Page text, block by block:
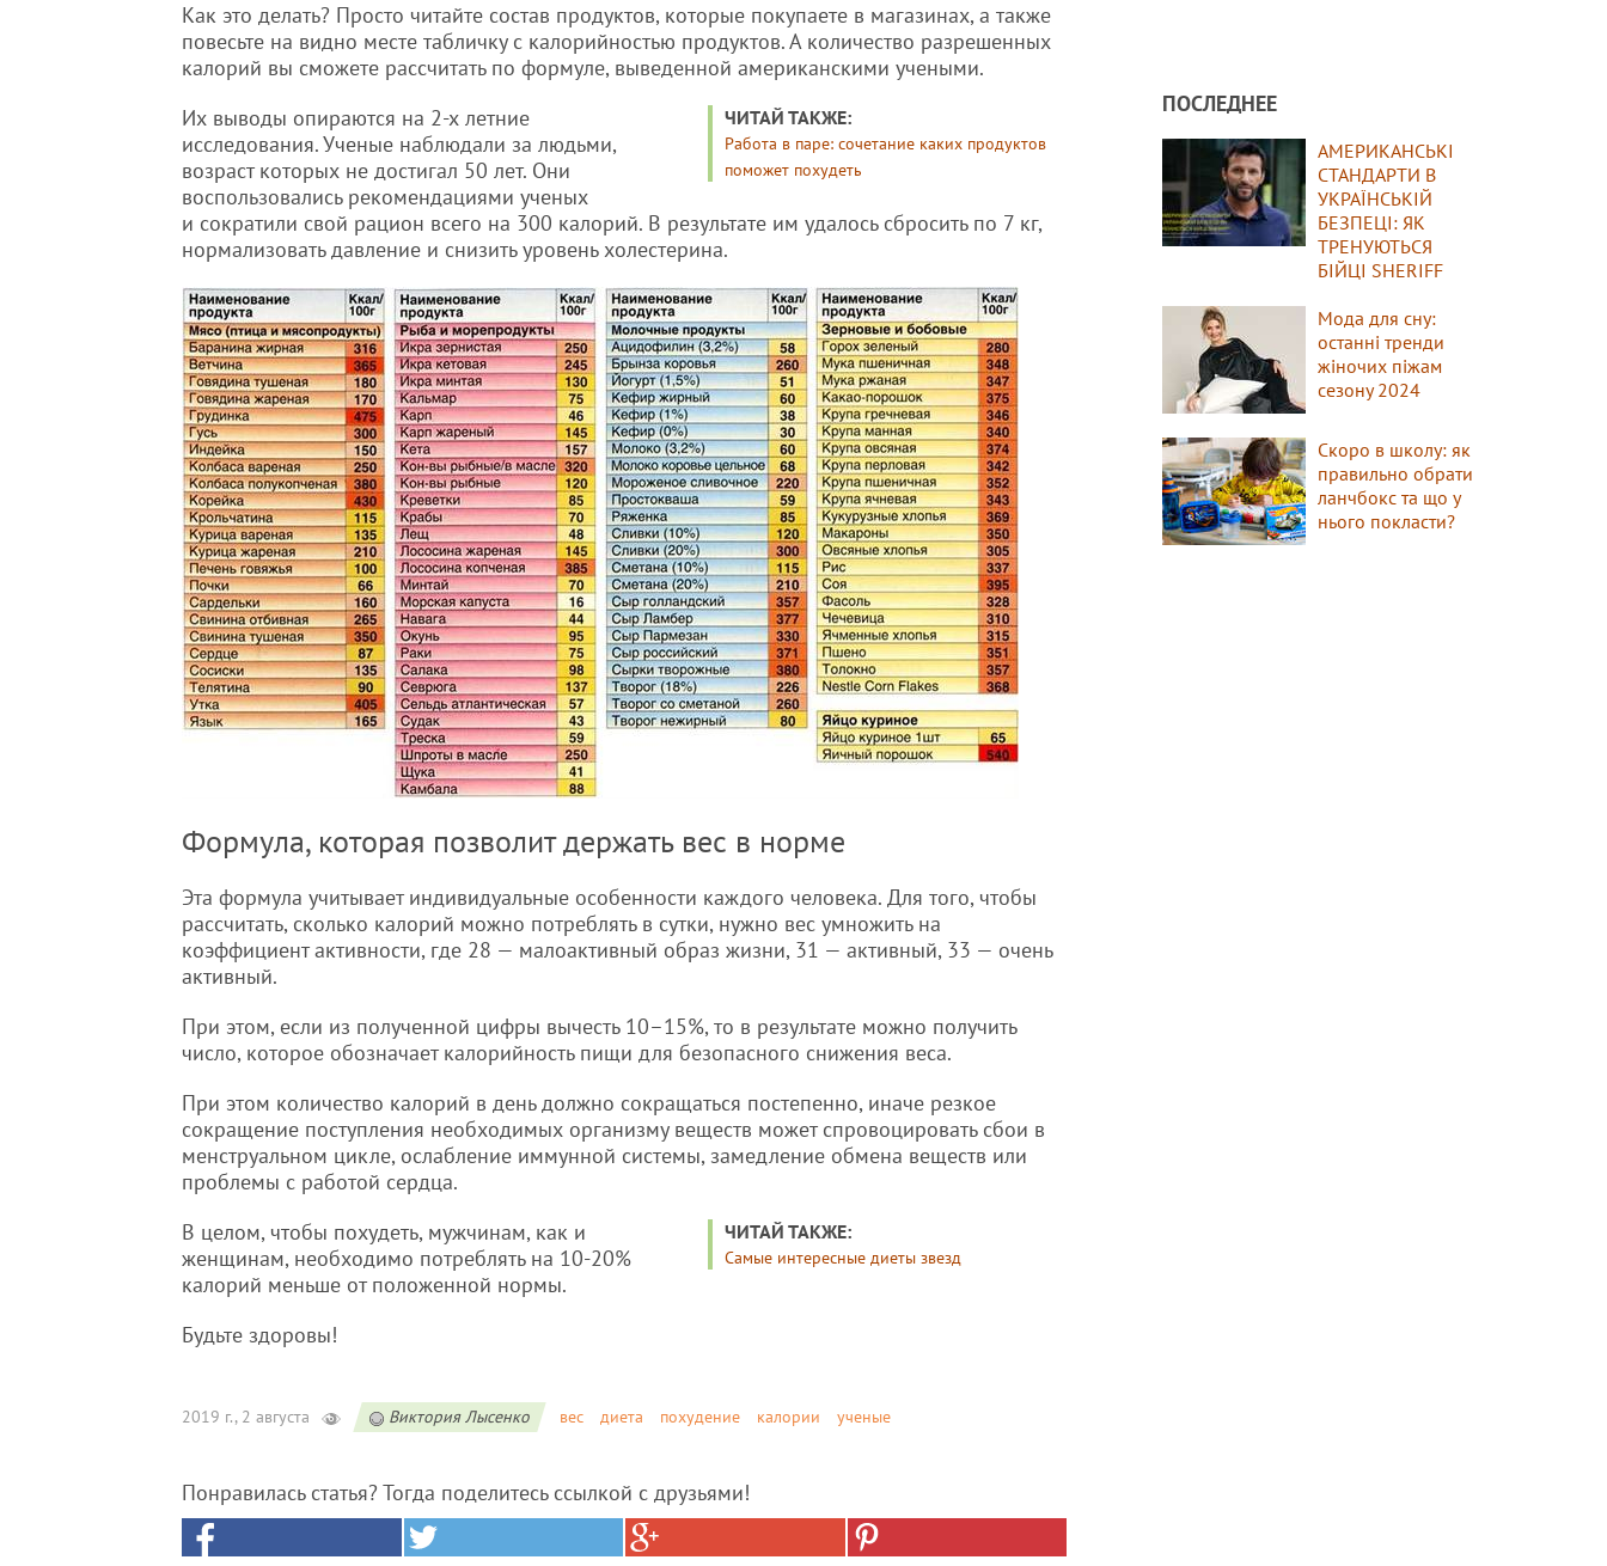
Как это делать? Просто читайте состав продуктов, которые покупаете в магазинах, а также
повесьте на видно месте табличку с калорийностью продуктов. А количество разрешенных
калорий вы сможете рассчитать по формуле, выведенной американскими учеными.
ЧИТАЙ ТАКЖЕ:
Работа в паре: сочетание каких продуктов
поможет похудеть
Их выводы опираются на 2-х летние
исследования. Ученые наблюдали за людьми,
возраст которых не достигал 50 лет. Они
воспользовались рекомендациями ученых
и сократили свой рацион всего на 300 калорий. В результате им удалось сбросить по 7 кг,
нормализовать давление и снизить уровень холестерина.
Формула, которая позволит держать вес в норме
Эта формула учитывает индивидуальные особенности каждого человека. Для того, чтобы
рассчитать, сколько калорий можно потреблять в сутки, нужно вес умножить на
коэффициент активности, где 28 — малоактивный образ жизни, 31 — активный, 33 — очень
активный.
При этом, если из полученной цифры вычесть 10–15%, то в результате можно получить
число, которое обозначает калорийность пищи для безопасного снижения веса.
При этом количество калорий в день должно сокращаться постепенно, иначе резкое
сокращение поступления необходимых организму веществ может спровоцировать сбои в
менструальном цикле, ослабление иммунной системы, замедление обмена веществ или
проблемы с работой сердца.
ЧИТАЙ ТАКЖЕ:
Самые интересные диеты звезд
В целом, чтобы похудеть, мужчинам, как и
женщинам, необходимо потреблять на 10-20%
калорий меньше от положенной нормы.
Будьте здоровы!
2019 г., 2 августа Виктория Лысенко вес диета похудение калории ученые
Понравилась статья? Тогда поделитесь ссылкой с друзьями!
ПОСЛЕДНЕЕ
АМЕРИКАНСЬКІ
СТАНДАРТИ В
УКРАЇНСЬКІЙ
БЕЗПЕЦІ: ЯК
ТРЕНУЮТЬСЯ
БІЙЦІ SHERIFF
Мода для сну:
останні тренди
жіночих піжам
сезону 2024
Скоро в школу: як
правильно обрати
ланчбокс та що у
нього покласти?